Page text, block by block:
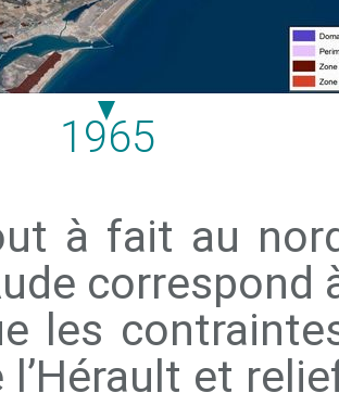
1965
à fait au
les
l’Hérault et